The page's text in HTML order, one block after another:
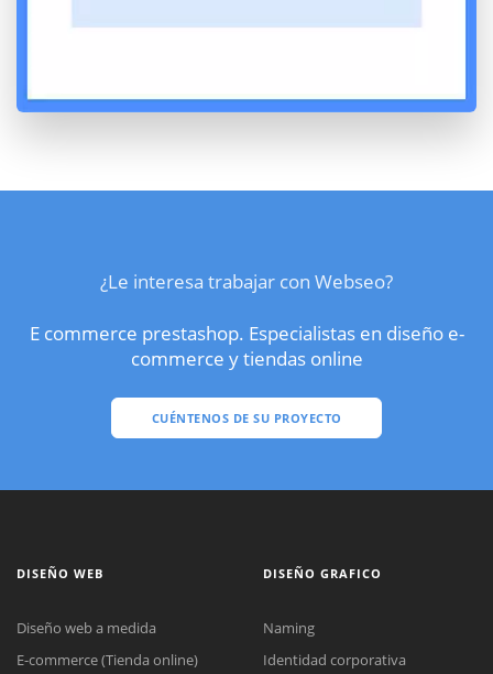
¿Le interesa trabajar con Webseo?
E commerce prestashop. Especialistas en diseño e-
commerce y tiendas online
CUÉNTENOS DE SU PROYECTO
DISEÑO WEB
Diseño web a medida
E-commerce (Tienda online)
DISEÑO GRAFICO
Naming
Identidad corporativa